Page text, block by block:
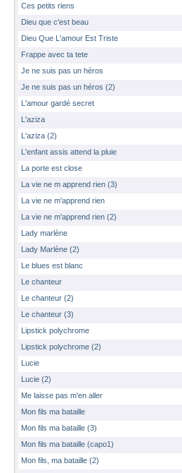
Ces petits riens
Dieu que c'est beau
Dieu Que L'amour Est Triste
Frappe avec ta tete
Je ne suis pas un héros
Je ne suis pas un héros (2)
L'amour gardé secret
L'aziza
L'aziza (2)
L'enfant assis attend la pluie
La porte est close
La vie ne m apprend rien (3)
La vie ne m'apprend rien
La vie ne m'apprend rien (2)
Lady marlène
Lady Marlène (2)
Le blues est blanc
Le chanteur
Le chanteur (2)
Le chanteur (3)
Lipstick polychrome
Lipstick polychrome (2)
Lucie
Lucie (2)
Me laisse pas m'en aller
Mon fils ma bataille
Mon fils ma bataille (3)
Mon fils ma bataille (capo1)
Mon fils, ma bataille (2)